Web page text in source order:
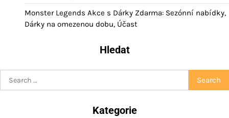
Monster Legends Akce s Dárky Zdarma: Sezónní nabídky,
Dárky na omezenou dobu, Účast
Hledat
for:
Kategorie